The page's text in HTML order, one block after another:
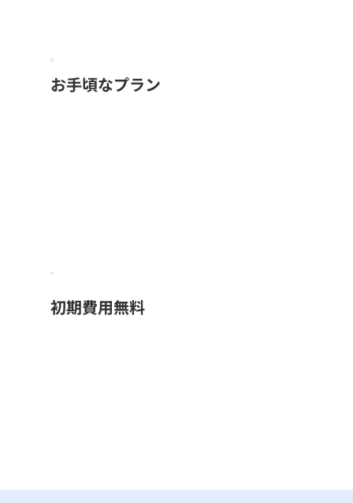
お手頃なプラン
初期費用無料